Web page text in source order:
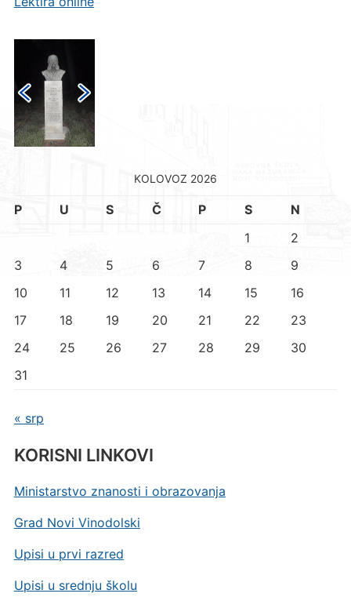
KOLOVOZ 2026
P U S Č P S
N
1
2
3
4 5 6 7 8
9
10
11 12 13 14 15
16
17
18 19 20 21 22
23
24
25 26 27 28 29
30
31
« srp
KORISNI LINKOVI
Ministarstvo znanosti i obrazovanja
Grad Novi Vinodolski
Upisi u prvi razred
Upisi u srednju školu